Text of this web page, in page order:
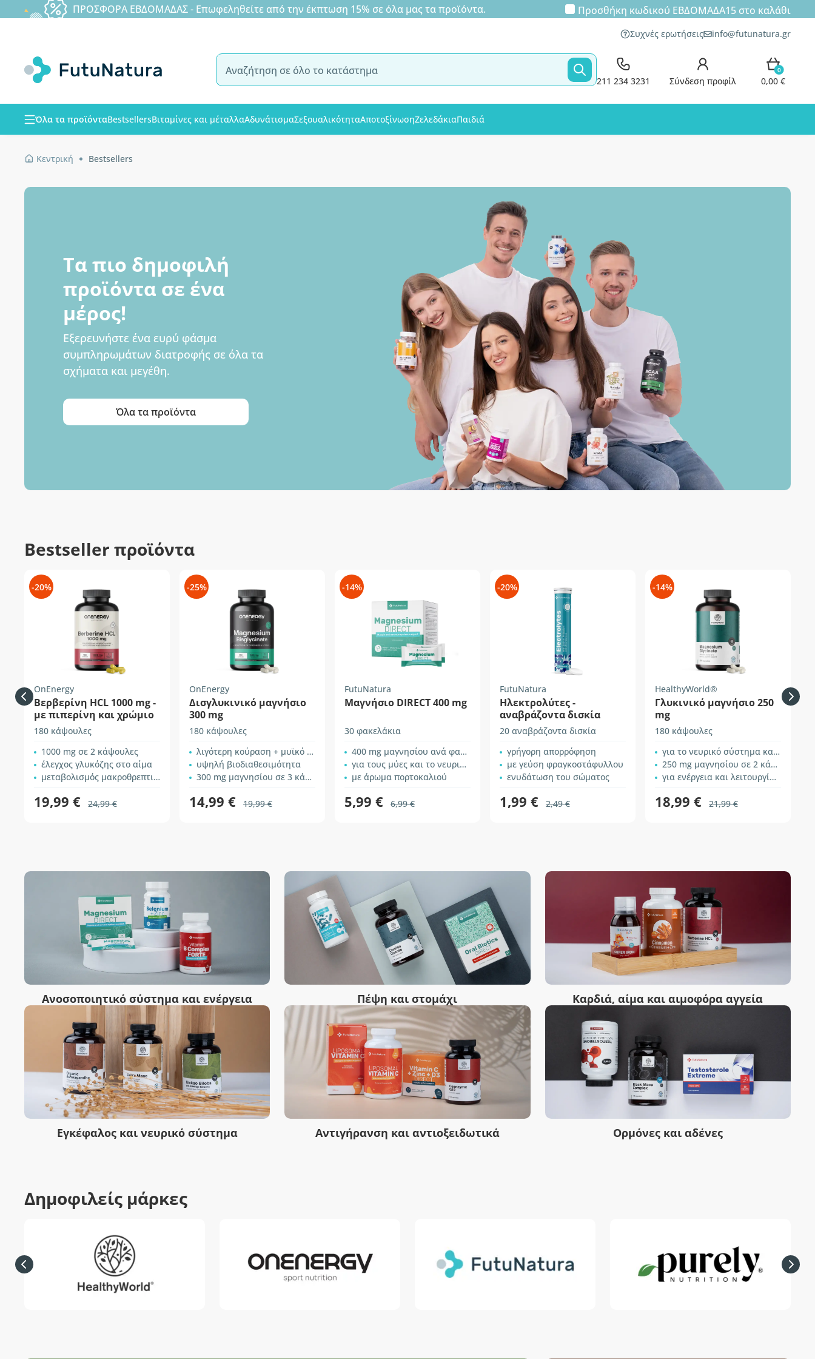
ΠΡΟΣΦΟΡΑ ΕΒΔΟΜΑΔΑΣ - Επωφεληθείτε από την έκπτωση 15% σε όλα μας τα προϊόντα. Προσθήκη κωδικού ΕΒΔΟΜΑΔΑ15στο καλάθι
Συχνές ερωτήσεις info@futunatura.gr
211 234 3231 Σύνδεση προφίλ
0
0,00 €
Όλα τα προϊόνταBestsellersΒιταμίνες και μέταλλαΑδυνάτισμαΣεξουαλικότηταΑποτοξίνωσηΖελεδάκιαΠαιδιά
Κεντρική Bestsellers
Τα πιο δημοφιλή
προϊόντα σε ένα
μέρος!
Εξερευνήστε ένα ευρύ φάσμα
συμπληρωμάτων διατροφής σε όλα τα
σχήματα και μεγέθη.
Όλα τα προϊόντα
Bestseller προϊόντα
-20%
OnEnergy
Βερβερίνη HCL 1000 mg -
με πιπερίνη και χρώμιο
180 κάψουλες
1000 mg σε 2 κάψουλες
έλεγχος γλυκόζης στο αίμα
μεταβολισμός μακροθρεπτικών
19,99 € 24,99 €
-25%
OnEnergy
Δισγλυκινικό μαγνήσιο
300 mg
180 κάψουλες
λιγότερη κούραση + μυϊκό + νευρικό σύστημα
υψηλή βιοδιαθεσιμότητα
300 mg μαγνησίου σε 3 κάψουλες
14,99 € 19,99 €
-14%
FutuNatura
Μαγνήσιο DIRECT 400 mg
30 φακελάκια
400 mg μαγνησίου ανά φακελάκι
για τους μύες και το νευρικό σύστημα
με άρωμα πορτοκαλιού
5,99 € 6,99 €
-20%
FutuNatura
Ηλεκτρολύτες -
αναβράζοντα δισκία
20 αναβράζοντα δισκία
γρήγορη απορρόφηση
με γεύση φραγκοστάφυλλου
ενυδάτωση του σώματος
1,99 € 2,49 €
-14%
HealthyWorld®
Γλυκινικό μαγνήσιο 250
mg
180 κάψουλες
για το νευρικό σύστημα και τους μύες
250 mg μαγνησίου σε 2 κάψουλες
για ενέργεια και λειτουργία των μυών
18,99 € 21,99 €
Ανοσοποιητικό σύστημα και ενέργεια Πέψη και στομάχι Καρδιά, αίμα και αιμοφόρα αγγεία
Εγκέφαλος και νευρικό σύστημα Αντιγήρανση και αντιοξειδωτικά Ορμόνες και αδένες
Δημοφιλείς μάρκες